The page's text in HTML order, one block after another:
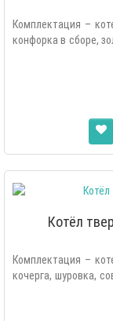
Комплектация –
конфорка в сборе,
Котёл
Комплектация –
кочерга, шуровка,